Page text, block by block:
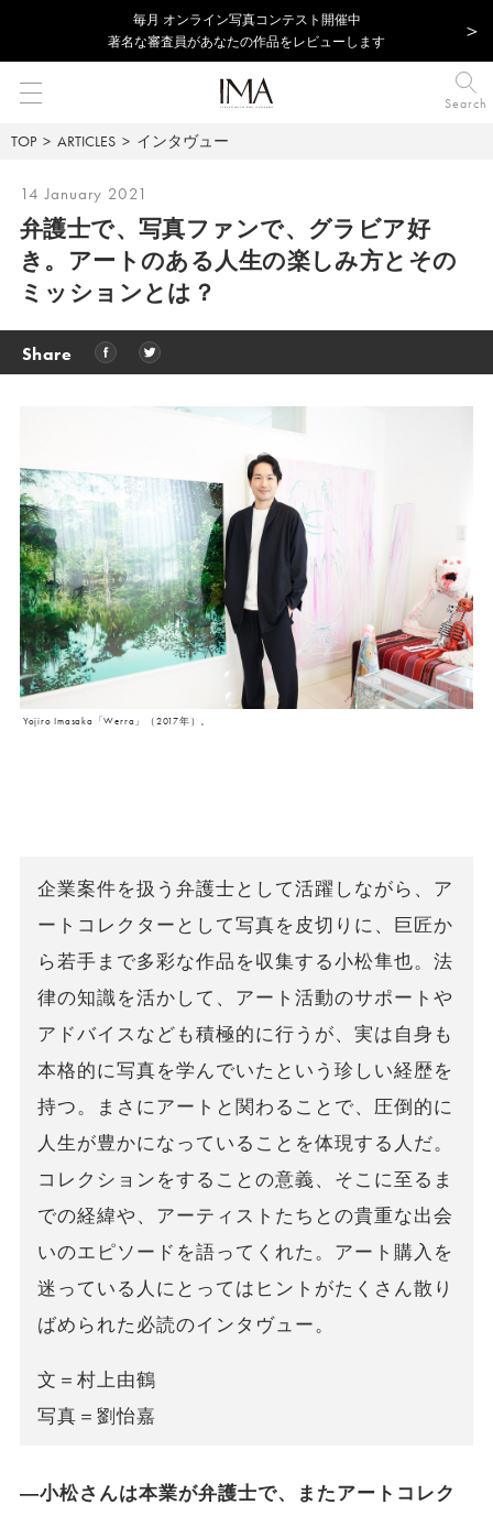
毎⽉ オンライン写真コンテスト開催中
著名な審査員があなたの作品をレビューします
Search
TOP ARTICLES インタヴュー
14 January 2021
弁護士で、写真ファンで、グラビア好
き。アートのある人生の楽しみ方とその
ミッションとは？
Share
Yojiro Imasaka「Werra」（2017年）。
企業案件を扱う弁護士として活躍しながら、ア
ートコレクターとして写真を皮切りに、巨匠か
ら若手まで多彩な作品を収集する小松隼也。法
律の知識を活かして、アート活動のサポートや
アドバイスなども積極的に行うが、実は自身も
本格的に写真を学んでいたという珍しい経歴を
持つ。まさにアートと関わることで、圧倒的に
人生が豊かになっていることを体現する人だ。
コレクションをすることの意義、そこに至るま
での経緯や、アーティストたちとの貴重な出会
いのエピソードを語ってくれた。アート購入を
迷っている人にとってはヒントがたくさん散り
ばめられた必読のインタヴュー。
文＝村上由鶴
写真＝劉怡嘉
―小松さんは本業が弁護士で、またアートコレク